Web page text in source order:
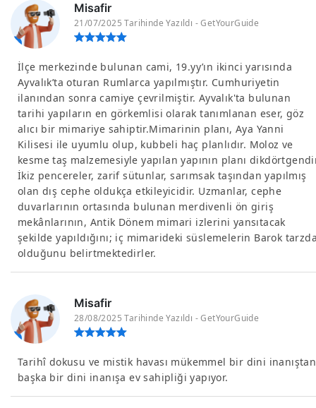
Misafir
21/07/2025 Tarihinde Yazıldı - GetYourGuide
İlçe merkezinde bulunan cami, 19.yy’ın ikinci yarısında
Ayvalık’ta oturan Rumlarca yapılmıştır. Cumhuriyetin
ilanından sonra camiye çevrilmiştir. Ayvalık'ta bulunan
tarihi yapıların en görkemlisi olarak tanımlanan eser, göz
alıcı bir mimariye sahiptir.Mimarinin planı, Aya Yanni
Kilisesi ile uyumlu olup, kubbeli haç planlıdır. Moloz ve
kesme taş malzemesiyle yapılan yapının planı
İkiz pencereler, zarif sütunlar, sarımsak taşından yapılmış
olan dış cephe oldukça etkileyicidir. Uzmanlar, cephe
duvarlarının ortasında bulunan merdivenli ön giriş
mekânlarının, Antik Dönem mimari izlerini yansıtacak
şekilde yapıldığını; iç mimarideki süslemelerin Barok
olduğunu belirtmektedirler.
Misafir
28/08/2025 Tarihinde Yazıldı - GetYourGuide
Tarihî dokusu ve mistik havası mükemmel bir dini inanıştan
başka bir dini inanışa ev sahipliği yapıyor.